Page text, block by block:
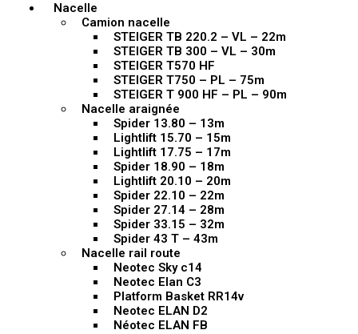
Nacelle
Camion nacelle
STEIGER TB 220.2 – VL – 22m
STEIGER TB 300 – VL – 30m
STEIGER T570 HF
STEIGER T750 – PL – 75m
STEIGER T 900 HF – PL – 90m
Nacelle araignée
Spider 13.80 – 13m
Lightlift 15.70 – 15m
Lightlift 17.75 – 17m
Spider 18.90 – 18m
Lightlift 20.10 – 20m
Spider 22.10 – 22m
Spider 27.14 – 28m
Spider 33.15 – 32m
Spider 43 T – 43m
Nacelle rail route
Neotec Sky c14
Neotec Elan C3
Platform Basket RR14v
Neotec ELAN D2
Néotec ELAN FB